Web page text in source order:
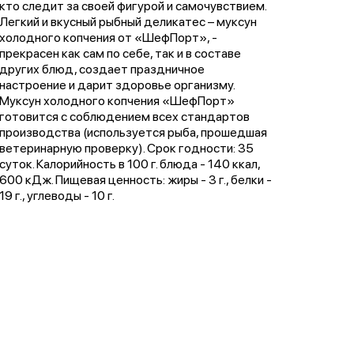
кто следит за своей фигурой и самочувствием.
Легкий и вкусный рыбный деликатес – муксун
холодного копчения от «ШефПорт», -
прекрасен как сам по себе, так и в составе
других блюд, создает праздничное
настроение и дарит здоровье организму.
Муксун холодного копчения «ШефПорт»
готовится с соблюдением всех стандартов
производства (используется рыба, прошедшая
ветеринарную проверку). Срок годности: 35
суток. Калорийность в 100 г. блюда - 140 ккал,
600 кДж. Пищевая ценность: жиры - 3 г., белки -
19 г., углеводы - 10 г.